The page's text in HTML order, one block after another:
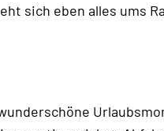
sich eben alles ums